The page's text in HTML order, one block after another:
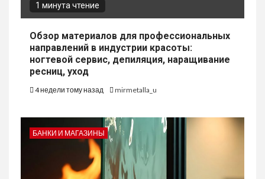
1 минута чтение
Обзор материалов для профессиональных
направлений в индустрии красоты:
ногтевой сервис, депиляция, наращивание
ресниц, уход
4 недели тому назад mirmetalla_u
БАНКИ И МАГАЗИНЫ